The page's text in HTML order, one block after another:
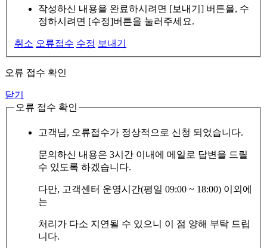
작성하신 내용을 완료하시려면 [보내기] 버튼을, 수
정하시려면 [수정]버튼을 눌러주세요.
취소 오류접수 수정 보내기
오류 접수 확인
닫기
오류 접수 확인
고객님, 오류접수가 정상적으로 신청 되었습니다.
문의하신 내용은 3시간 이내에 메일로 답변을 드릴
수 있도록 하겠습니다.
다만, 고객센터 운영시간(평일 09:00 ~ 18:00) 이외에
는
처리가 다소 지연될 수 있으니 이 점 양해 부탁 드립
니다.